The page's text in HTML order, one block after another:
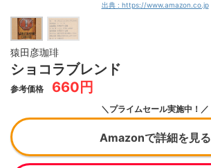
出典 : https://www.amazon.co.jp
猿田彦珈琲
ショコラブレンド
参考価格 660円
＼プライムセール実施中！／
Amazonで詳細を見る